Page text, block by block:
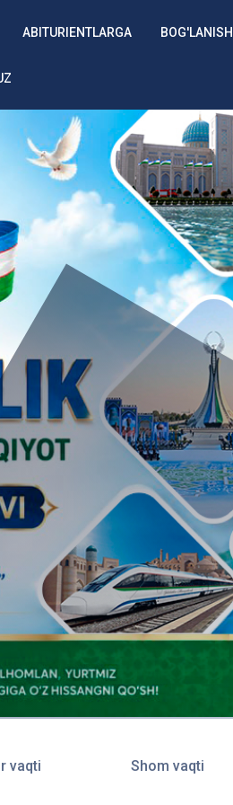
ABITURIENTLARGA BOG'LANISH
vaqti Shom vaqti